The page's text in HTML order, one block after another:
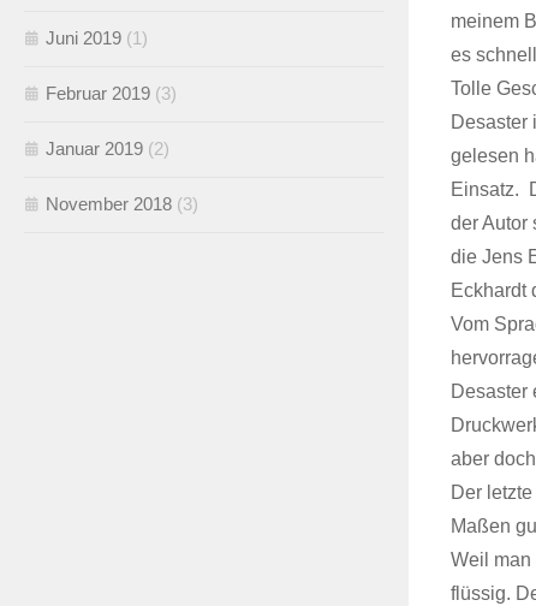
meinem
es
Tolle
Desaster
gelesen
Einsatz.
der Autor
die Jens
Eckhardt
Vom
Desaster
aber
Der
Maßen
Weil man
flüssig.
Juni 2019 (1)
Februar 2019 (3)
Januar 2019 (2)
November 2018 (3)